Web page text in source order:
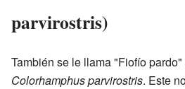
parvirostris)
También se le llama "Fiofío
Colorhamphus parvirostris. Este